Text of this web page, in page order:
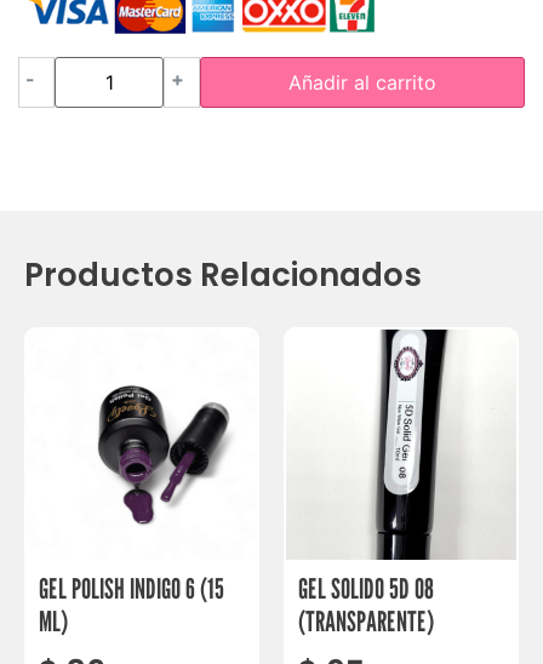
- + Añadir al carrito
Productos Relacionados
GEL POLISH INDIGO 6 (15
ML)
GEL SOLIDO 5D 08
(TRANSPARENTE)